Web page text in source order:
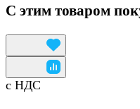
С этим товаром
с НДС